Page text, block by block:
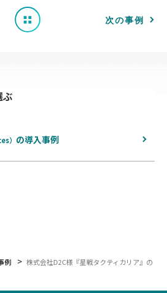
一 次の事例
） の導入事例
例
株式会社D2C様『星戦タクティカリア』の